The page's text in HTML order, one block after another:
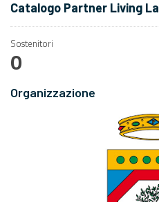
Catalogo Partner Living
Sostenitori
0
Organizzazione